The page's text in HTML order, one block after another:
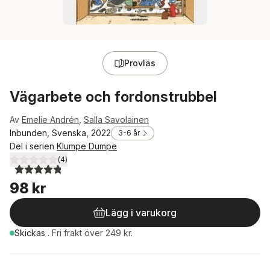
Provläs
Vägarbete och fordonstrubbel
Av Emelie Andrén Salla Savolainen
Inbunden, Svenska, 2022
3-6 år
Del i serien Klumpe Dumpe
4,8utav 5 stjärnor. Totalt antal röster:
(4)
98 kr
Lägg i varukorg
Skickas . Fri frakt över 249 kr.